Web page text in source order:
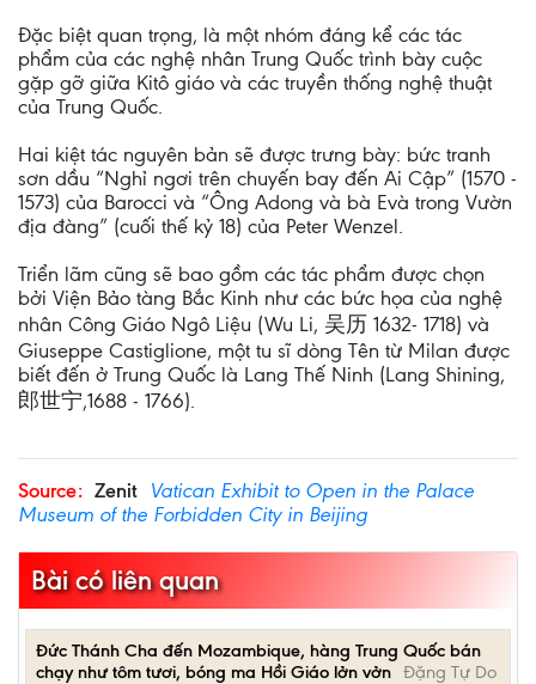
Đặc biệt quan trọng, là một nhóm đáng kể các tác
phẩm của các nghệ nhân Trung Quốc trình bày cuộc
gặp gỡ giữa Kitô giáo và các truyền thống nghệ thuật
của Trung Quốc.
Hai kiệt tác nguyên bản sẽ được trưng bày: bức tranh
sơn dầu “Nghỉ ngơi trên chuyến bay đến Ai Cập” (1570 -
1573) của Barocci và “Ông Adong và bà Evà trong Vườn
địa đàng” (cuối thế kỷ 18) của Peter Wenzel.
Triển lãm cũng sẽ bao gồm các tác phẩm được chọn
bởi Viện Bảo tàng Bắc Kinh như các bức họa của nghệ
nhân Công Giáo Ngô Liệu (Wu Li, 吴历 1632- 1718) và
Giuseppe Castiglione, một tu sĩ dòng Tên từ Milan được
biết đến ở Trung Quốc là Lang Thế Ninh (Lang Shining,
郎世宁,1688 - 1766).
Source: Zenit Vatican Exhibit to Open in the Palace
Museum of the Forbidden City in Beijing
Bài có liên quan
Đức Thánh Cha đến Mozambique, hàng Trung Quốc bán
chạy như tôm tươi, bóng ma Hồi Giáo lởn vởn Đặng Tự Do